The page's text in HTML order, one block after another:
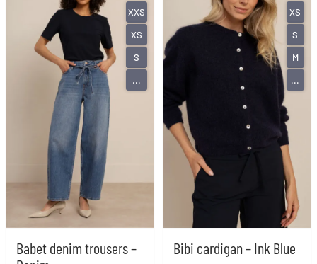
Babet denim trousers –
XXS
XS
S
...
Bibi cardigan – Ink Blue
XS
S
M
...